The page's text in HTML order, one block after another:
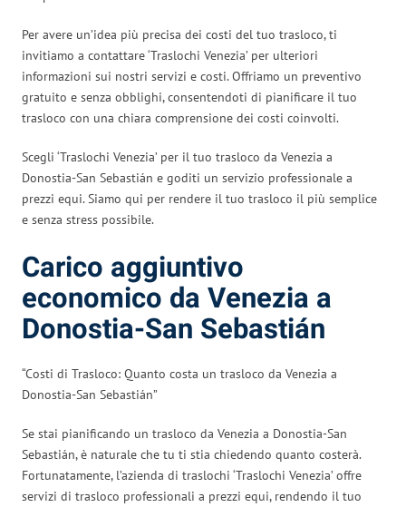
Per avere un’idea più precisa dei costi del tuo trasloco, ti
invitiamo a contattare ‘Traslochi Venezia’ per ulteriori
informazioni sui nostri servizi e costi. Offriamo un preventivo
gratuito e senza obblighi, consentendoti di pianificare il tuo
trasloco con una chiara comprensione dei costi coinvolti.
Scegli ‘Traslochi Venezia’ per il tuo trasloco da Venezia a
Donostia-San Sebastián e goditi un servizio professionale a
prezzi equi. Siamo qui per rendere il tuo trasloco il più semplice
e senza stress possibile.
Carico aggiuntivo
economico da Venezia a
Donostia-San Sebastián
“Costi di Trasloco: Quanto costa un trasloco da Venezia a
Donostia-San Sebastián”
Se stai pianificando un trasloco da Venezia a Donostia-San
Sebastián, è naturale che tu ti stia chiedendo quanto costerà.
Fortunatamente, l’azienda di traslochi ‘Traslochi Venezia’ offre
servizi di trasloco professionali a prezzi equi, rendendo il tuo